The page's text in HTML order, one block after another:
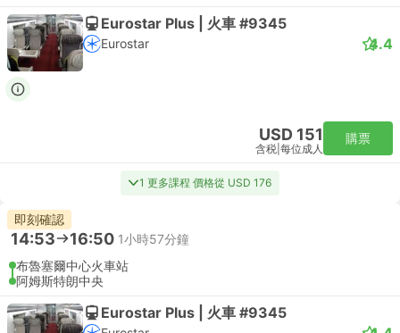
Eurostar Plus | 火車 #9345
Eurostar 4.4
USD 151
含税 每位成人
購票
1 更多課程 價格從 USD 176
即刻確認
14:53 16:50 1小時57分鐘
布魯塞爾中心火車站
阿姆斯特朗中央
Eurostar Plus | 火車 #9345